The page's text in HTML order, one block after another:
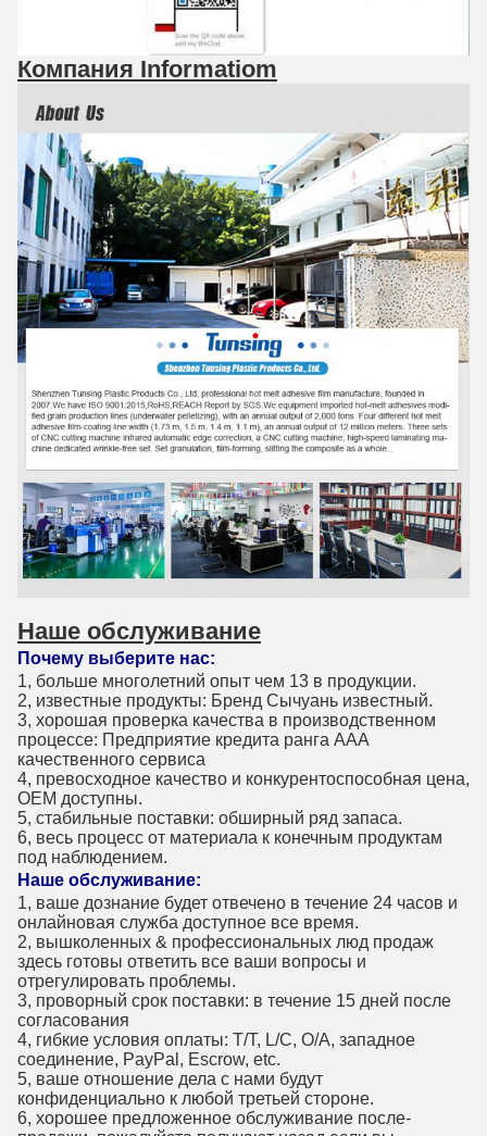
Компания Informatiom
Наше обслуживание
Почему выберите нас:
1, больше многолетний опыт чем 13 в продукции.
2, известные продукты: Бренд Сычуань известный.
3, хорошая проверка качества в производственном
процессе: Предприятие кредита ранга AAA
качественного сервиса
4, превосходное качество и конкурентоспособная цена,
OEM доступны.
5, стабильные поставки: обширный ряд запаса.
6, весь процесс от материала к конечным продуктам
под наблюдением.
Наше обслуживание:
1, ваше дознание будет отвечено в течение 24 часов и
онлайновая служба доступное все время.
2, вышколенных & профессиональных люд продаж
здесь готовы ответить все ваши вопросы и
отрегулировать проблемы.
3, проворный срок поставки: в течение 15 дней после
согласования
4, гибкие условия оплаты: T/T, L/C, O/A, западное
соединение, PayPal, Escrow, etc.
5, ваше отношение дела с нами будут
конфиденциально к любой третьей стороне.
6, хорошее предложенное обслуживание после-